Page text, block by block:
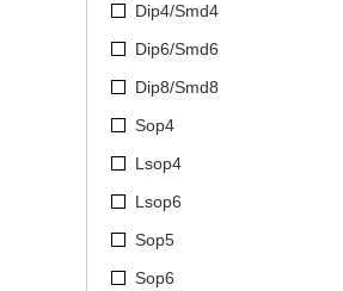
Dip4/Smd4
Dip6/Smd6
Dip8/Smd8
Sop4
Lsop4
Lsop6
Sop5
Sop6